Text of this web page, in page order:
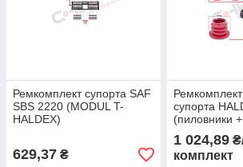
Ремкомплект супорта SAF
SBS 2220 (MODUL T-
HALDEX)
629,37 ₴
Ремкомплект
супорта
(пиловники
1 024,89
комплект